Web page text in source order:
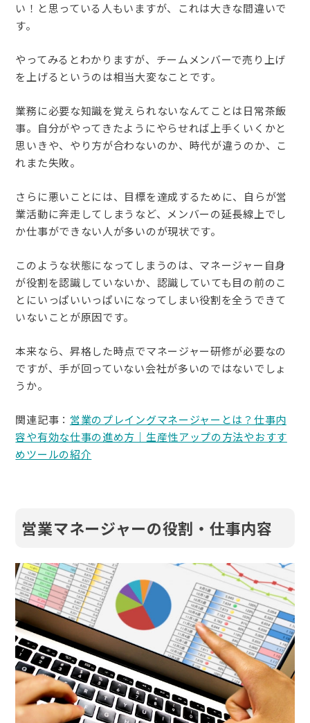
い！と思っている人もいますが、これは大きな間違いで
す。
やってみるとわかりますが、チームメンバーで売り上げ
を上げるというのは相当大変なことです。
業務に必要な知識を覚えられないなんてことは日常茶飯
事。自分がやってきたようにやらせれば上手くいくかと
思いきや、やり方が合わないのか、時代が違うのか、こ
れまた失敗。
さらに悪いことには、目標を達成するために、自らが営
業活動に奔走してしまうなど、メンバーの延長線上でし
か仕事ができない人が多いのが現状です。
このような状態になってしまうのは、マネージャー自身
が役割を認識していないか、認識していても目の前のこ
とにいっぱいいっぱいになってしまい役割を全うできて
いないことが原因です。
本来なら、昇格した時点でマネージャー研修が必要なの
ですが、手が回っていない会社が多いのではないでしょ
うか。
関連記事： 営業のプレイングマネージャーとは？仕事内
容や有効な仕事の進め方｜生産性アップの方法やおすす
めツールの紹介
営業マネージャーの役割・仕事内容